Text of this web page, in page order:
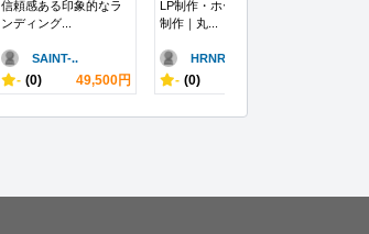
信頼感ある印象的なラ
ンディング...
SAINT-..
- (0) 49,500円
LP制作・ホームページ
制作｜丸...
HRNR37
- (0)